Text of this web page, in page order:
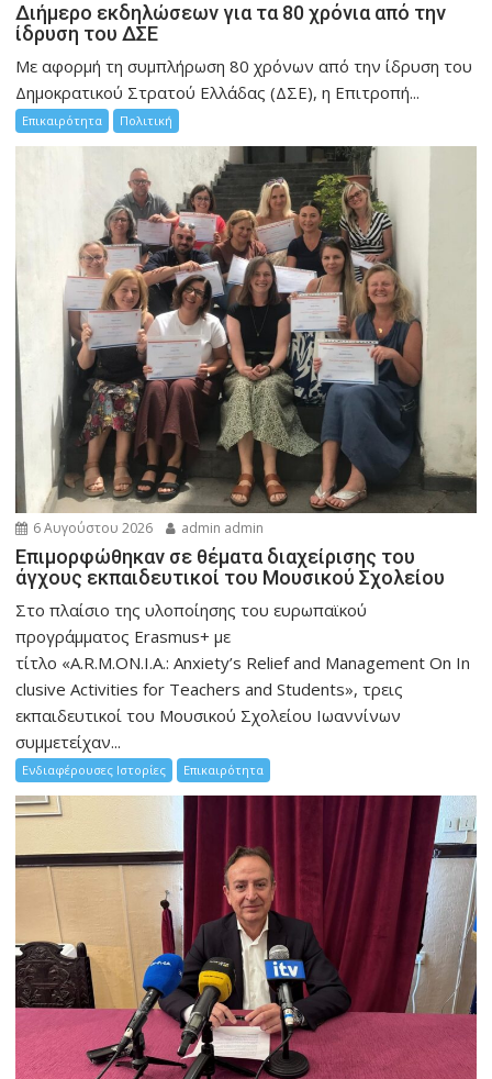
Διήμερο εκδηλώσεων για τα 80 χρόνια από την
ίδρυση του ΔΣΕ
Με αφορμή τη συμπλήρωση 80 χρόνων από την ίδρυση του
Δημοκρατικού Στρατού Ελλάδας (ΔΣΕ), η Επιτροπή...
Επικαιρότητα Πολιτική
6 Αυγούστου 2026 admin admin
Eπιμορφώθηκαν σε θέματα διαχείρισης του
άγχους εκπαιδευτικοί του Μουσικού Σχολείου
Στο πλαίσιο της υλοποίησης του ευρωπαϊκού
προγράμματος Erasmus+ με
τίτλο «A.R.M.ON.I.A.: Anxiety’s Relief and Management On In
clusive Activities for Teachers and Students», τρεις
εκπαιδευτικοί του Μουσικού Σχολείου Ιωαννίνων
συμμετείχαν...
Ενδιαφέρουσες Ιστορίες Επικαιρότητα